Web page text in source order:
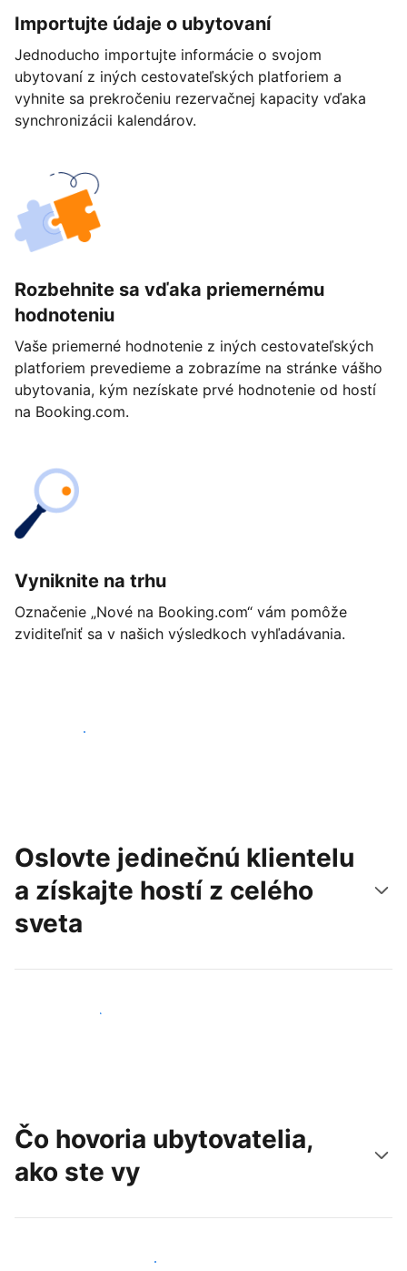
Importujte údaje o ubytovaní
Jednoducho importujte informácie o svojom
ubytovaní z iných cestovateľských platforiem a
vyhnite sa prekročeniu rezervačnej kapacity vďaka
synchronizácii kalendárov.
Rozbehnite sa vďaka priemernému
hodnoteniu
Vaše priemerné hodnotenie z iných cestovateľských
platforiem prevedieme a zobrazíme na stránke vášho
ubytovania, kým nezískate prvé hodnotenie od hostí
na Booking.com.
Vyniknite na trhu
Označenie „Nové na Booking.com“ vám pomôže
zviditeľniť sa v našich výsledkoch vyhľadávania.
Začať ešte dnes
Oslovte jedinečnú klientelu
a získajte hostí z celého
sveta
Osloviť nových hostí
Čo hovoria ubytovatelia,
ako ste vy
Pridať sa k podobným ubytovateľom